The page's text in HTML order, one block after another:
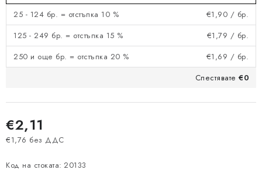
25 - 124 бр. = отстъпка 10 %
€1,90 / бр.
125 - 249 бр. = отстъпка 15 %
€1,79 / бр.
250 и още бр. = отстъпка 20 %
€1,69 / бр.
Спестявате €0
€2,11
€1,76 без ДДС
Код на стоката: 20133